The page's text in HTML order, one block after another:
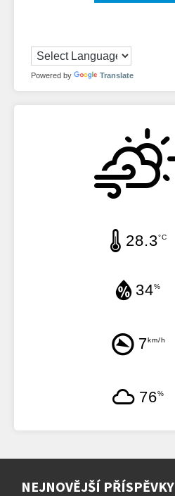
Powered by Translate
28.3°C
34%
7km/h
76%
NEJNOVĚJŠÍ PŘÍSPĚVKY